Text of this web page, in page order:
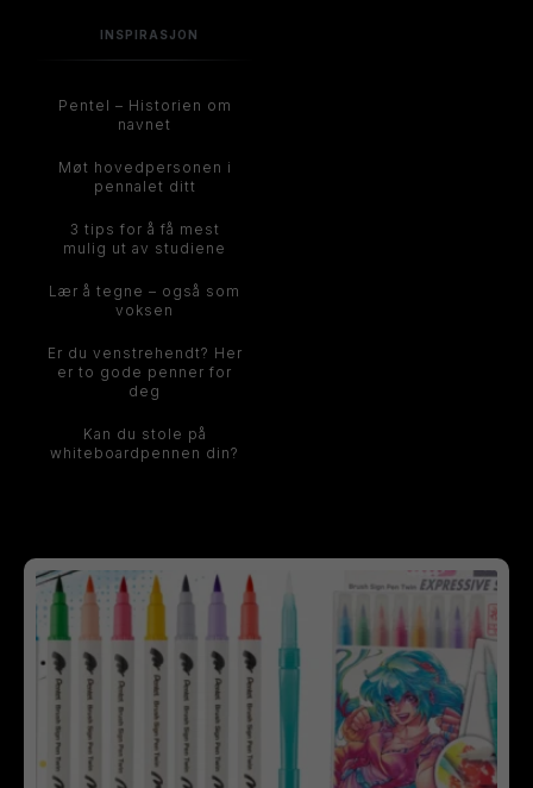
INSPIRASJON
Pentel – Historien om
navnet
Møt hovedpersonen i
pennalet ditt
3 tips for å få mest
mulig ut av studiene
Lær å tegne – også som
voksen
Er du venstrehendt? Her
er to gode penner for
deg
Kan du stole på
whiteboardpennen din?